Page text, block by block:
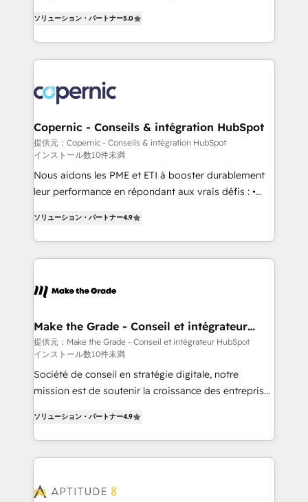
HubSpot accreditations and experience across
hundreds of organizations in dozens of industries,
there’s a good chance one of our globally integrated
explore whether S2 is the partner you’ve been
looking for...and get your next big initiative moving!
revenue number. We do that by bridging the gap
where agencies fail: combining GTM strategy with
technical execution to solve the right problem at the
implement your CRM. We engineer revenue
outcomes for the GTM owner on HubSpot. We Build
Different Because We're Built Different: - Secure:
Soc2 compliant 🛡️ - Onboarding: Implementations
starting from $1,5k - Clay: Elite Studio Solutions
Partner 🤝 - Global: 75+ RPers across five continents
🌐 - Scale: Largest organically grown & fastest tiering
implementations than any other Partner 💻 -
Salesforce: We convert SFDC addicts to HubSpot
evangelists 🧡 Don't pick a marketing or technical
yours. Start winning.
ソリューション・パートナー5.0
Copernic - Conseils & intégration HubSpot
提供元：Copernic - Conseils & intégration HubSpot
インストール数10件未満
Nous aidons les PME et ETI à booster durablement
leur performance en répondant aux vrais défis : •
téléphonie, etc.) • Alignement des équipes grâce à un
outil et des données partagées • Amélioration de la
collecte et de l’analyse des données pour des
de la productivité des équipes Notre équipe de 30
avec un engagement total, alignant processus
métiers et technologie, et guidant vos équipes à
travers le changement, tout en centrant vos objectifs
d’entreprise. Grâce à une méthodologie éprouvée
auprès de plus de 400 clients, nous comprenons
HubSpot dans votre organisation. Pour toute
question technique ou besoin de structuration de
votre projet HubSpot, contactez notre équipe pour
ソリューション・パートナー4.9
Make the Grade - Conseil et intégrateur
HubSpot
提供元：Make the Grade - Conseil et intégrateur HubSpot
インストール数10件未満
Société de conseil en stratégie digitale, notre
mission est de soutenir la croissance des entreprises
l'intégration CRM et le développement des revenus
auprès de vos comptes existants. En France et à
l'international, nous travaillons avec des ETI
delà d’une simple transformation digitale et des
ソリューション・パートナー4.9